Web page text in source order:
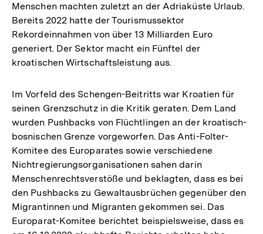
Menschen machten zuletzt an der Adriaküste Urlaub.
Bereits 2022 hatte der Tourismussektor
Rekordeinnahmen von über 13 Milliarden Euro
generiert. Der Sektor macht ein Fünftel der
kroatischen Wirtschaftsleistung aus.
Im Vorfeld des Schengen-Beitritts war Kroatien für
seinen Grenzschutz in die Kritik geraten. Dem Land
wurden Pushbacks von Flüchtlingen an der kroatisch-
bosnischen Grenze vorgeworfen. Das Anti-Folter-
Komitee des Europarates sowie verschiedene
Nichtregierungsorganisationen sahen darin
Menschenrechtsverstöße und beklagten, dass es bei
den Pushbacks zu Gewaltausbrüchen gegenüber den
Migrantinnen und Migranten gekommen sei. Das
Europarat-Komitee berichtet beispielsweise, dass es